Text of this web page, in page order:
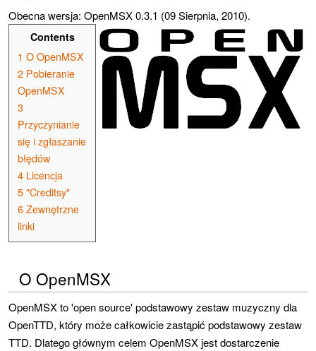
Obecna wersja: OpenMSX 0.3.1 (09 Sierpnia, 2010).
Contents
1 O OpenMSX
2 Pobieranie
OpenMSX
3
Przyczynianie
się i zgłaszanie
błędów
4 Licencja
5 "Creditsy"
6 Zewnętrzne
linki
O OpenMSX
OpenMSX to 'open source' podstawowy zestaw muzyczny dla
OpenTTD, który może całkowicie zastąpić podstawowy zestaw
TTD. Dlatego głównym celem OpenMSX jest dostarczenie